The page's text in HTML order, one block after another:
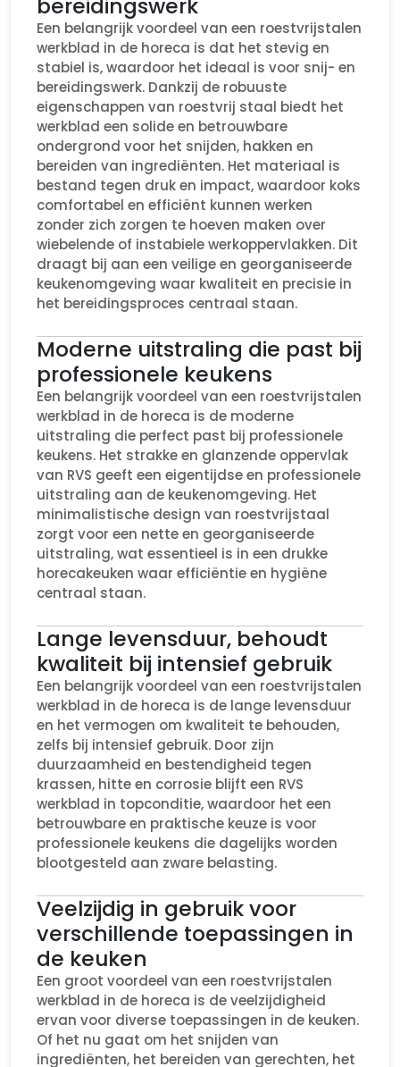
Een belangrijk voordeel van een roestvrijstalen
werkblad in de horeca is dat het stevig en
stabiel is, waardoor het ideaal is voor snij- en
bereidingswerk. Dankzij de robuuste
eigenschappen van roestvrij staal biedt het
werkblad een solide en betrouwbare
ondergrond voor het snijden, hakken en
bereiden van ingrediënten. Het materiaal is
bestand tegen druk en impact, waardoor koks
comfortabel en efficiënt kunnen werken
zonder zich zorgen te hoeven maken over
wiebelende of instabiele werkoppervlakken. Dit
draagt bij aan een veilige en georganiseerde
keukenomgeving waar kwaliteit en precisie in
het bereidingsproces centraal staan.
Moderne uitstraling die past bij
professionele keukens
Een belangrijk voordeel van een roestvrijstalen
werkblad in de horeca is de moderne
uitstraling die perfect past bij professionele
keukens. Het strakke en glanzende oppervlak
van RVS geeft een eigentijdse en professionele
uitstraling aan de keukenomgeving. Het
minimalistische design van roestvrijstaal
zorgt voor een nette en georganiseerde
uitstraling, wat essentieel is in een drukke
horecakeuken waar efficiëntie en hygiëne
centraal staan.
Lange levensduur, behoudt
kwaliteit bij intensief gebruik
Een belangrijk voordeel van een roestvrijstalen
werkblad in de horeca is de lange levensduur
en het vermogen om kwaliteit te behouden,
zelfs bij intensief gebruik. Door zijn
duurzaamheid en bestendigheid tegen
krassen, hitte en corrosie blijft een RVS
werkblad in topconditie, waardoor het een
betrouwbare en praktische keuze is voor
professionele keukens die dagelijks worden
blootgesteld aan zware belasting.
Veelzijdig in gebruik voor
verschillende toepassingen in
de keuken
Een groot voordeel van een roestvrijstalen
werkblad in de horeca is de veelzijdigheid
ervan voor diverse toepassingen in de keuken.
Of het nu gaat om het snijden van
ingrediënten, het bereiden van gerechten, het